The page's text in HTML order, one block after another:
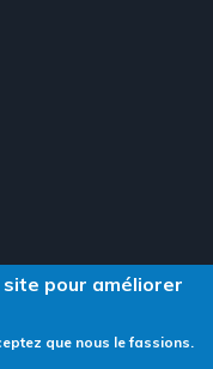
- Neweb Creations
pour améliorer
que nous le fassions.